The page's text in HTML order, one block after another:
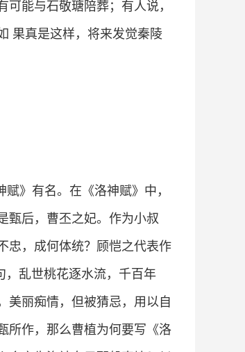
能与石敬瑭陪葬；有人说，
果真是这样，将来发觉秦陵
》有名。在《洛神赋》中，
甄后，曹丕之妃。作为小叔
忠，成何体统？顾恺之代表作
，乱世桃花逐水流，千百年
美丽痴情，但被猜忌，用以自
所作，那么曹植为何要写《洛